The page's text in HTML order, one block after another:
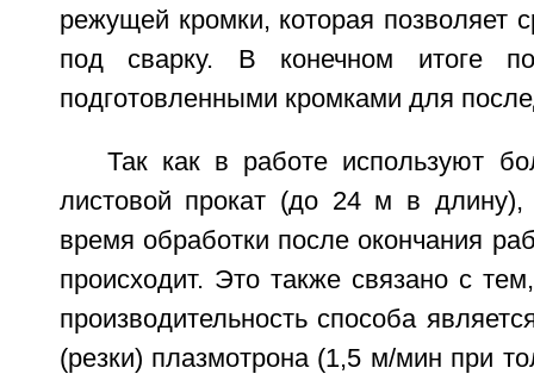
режущей кромки, которая позволяет
под сварку. В конечном итоге
подготовленными кромками для
Так как в работе используют
листовой прокат (до 24 м в
время обработки после окончания
происходит. Это также связано с
производительность способа
(резки) плазмотрона (1,5 м/мин при